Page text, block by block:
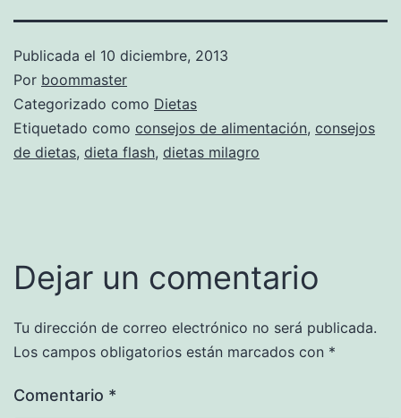
Publicada el 10 diciembre, 2013
Por boommaster
Categorizado como Dietas
Etiquetado como consejos de alimentación, consejos
de dietas, dieta flash, dietas milagro
Dejar un comentario
Tu dirección de correo electrónico no será publicada.
Los campos obligatorios están marcados con *
Comentario *